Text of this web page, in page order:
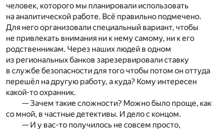
человек, которого мы планировали использовать
на аналитической работе. Всё правильно подмечено.
Для него организовали специальный вариант, чтобы
не привлекать внимания ни к нему самому, ни к его
родственникам. Через наших людей в одном
из региональных банков зарезервировали ставку
в службе безопасности для того чтобы потом он оттуда
перешёл на другую работу, а куда? Кому интересен
какой-то охранник.
— Зачем такие сложности? Можно было проще, как
со мной, в частные детективы. И дело с концом.
— И у вас-то получилось не совсем просто,